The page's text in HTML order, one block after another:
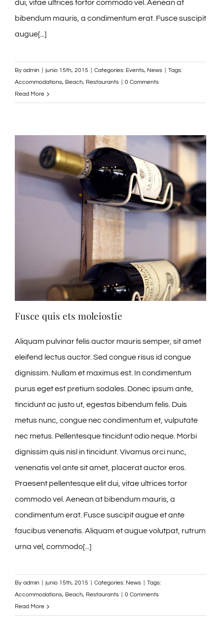
dui, vitae ultrices tortor commodo vel. Aenean at
bibendum mauris, a condimentum erat. Fusce suscipit
augue[...]
By admin junio 15th, 2015 Categories: Events, News
Tags:
Accommodations, Beach, Restaurants
0 Comments
Read More
Fusce quis ets moleiostie
Aliquam pulvinar felis auctor mauris semper, sit amet
eleifend lectus auctor. Sed congue risus id congue
dignissim. Nullam et maximus est. In condimentum
purus eget est pretium sodales. Donec ipsum ante,
tincidunt ac justo ut, egestas bibendum felis. Duis
metus nunc, congue nec condimentum et, vulputate
nec metus. Pellentesque tincidunt odio neque. Morbi
dignissim quis nisl in tincidunt. Vivamus orci nunc,
venenatis vel ante sit amet, placerat auctor eros.
Praesent pellentesque elit dui, vitae ultrices tortor
commodo vel. Aenean at bibendum mauris, a
condimentum erat. Fusce suscipit augue et ante
faucibus venenatis. Aliquam et augue volutpat, rutrum
urna vel, commodo[...]
By admin junio 15th, 2015 Categories: News
Tags:
Accommodations, Beach, Restaurants
0 Comments
Read More